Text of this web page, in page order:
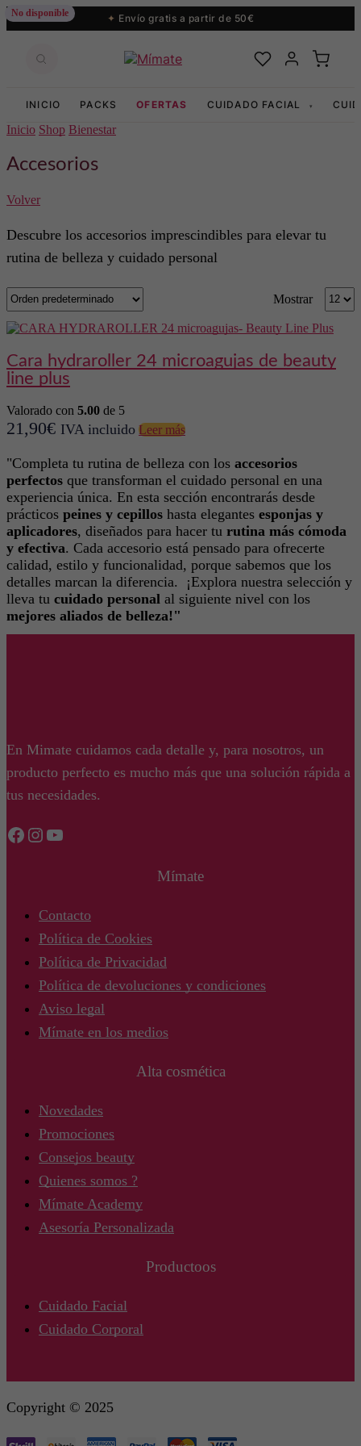
Envío gratis a partir de 50€
INICIO PACKS OFERTAS CUIDADO FACIAL ▾
Inicio Shop Bienestar
Accesorios
Volver
Descubre los accesorios imprescindibles para elevar tu
rutina de belleza y cuidado personal
Mostrar
per
No disponible
cara hydraroller 24 microagujas de beauty
line plus
Valorado con 5.00 de 5
21,90€ IVA incluido Leer más
"Completa tu rutina de belleza con los accesorios
perfectos que transforman el cuidado personal en una
experiencia única. En esta sección encontrarás desde
prácticos peines y cepillos hasta elegantes esponjas y
aplicadores, diseñados para hacer tu rutina más cómoda
y efectiva. Cada accesorio está pensado para ofrecerte
calidad, estilo y funcionalidad, porque sabemos que los
detalles marcan la diferencia. ¡Explora nuestra selección y
lleva tu cuidado personal al siguiente nivel con los
mejores aliados de belleza!"
En Mimate cuidamos cada detalle y, para nosotros, un
producto perfecto es mucho más que una solución rápida a
tus necesidades.
Facebook
Instagram
YouTube
Mímate
Contacto
Política de Cookies
Política de Privacidad
Política de devoluciones y condiciones
Aviso legal
Mímate en los medios
Alta cosmética
Novedades
Promociones
Consejos beauty
Quienes somos ?
Mímate Academy
Asesoría Personalizada
Productoos
Cuidado Facial
Cuidado Corporal
Copyright © 2025